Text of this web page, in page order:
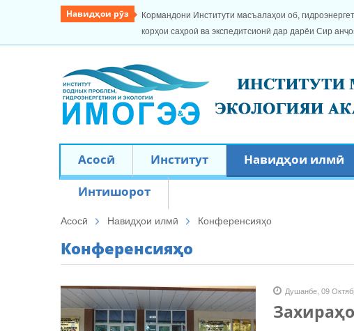
Навидҳои рӯз
Кормандони Институти масъалаҳои об,
корҳои саҳроӣ ва экспедитсионӣ дар дарёи Сир
Асосӣ Институт Навидҳои илмӣ
Интишорот
Асосӣ Навидҳои илмӣ Конференсияҳо
Конференсияҳо
Душанбе, 09